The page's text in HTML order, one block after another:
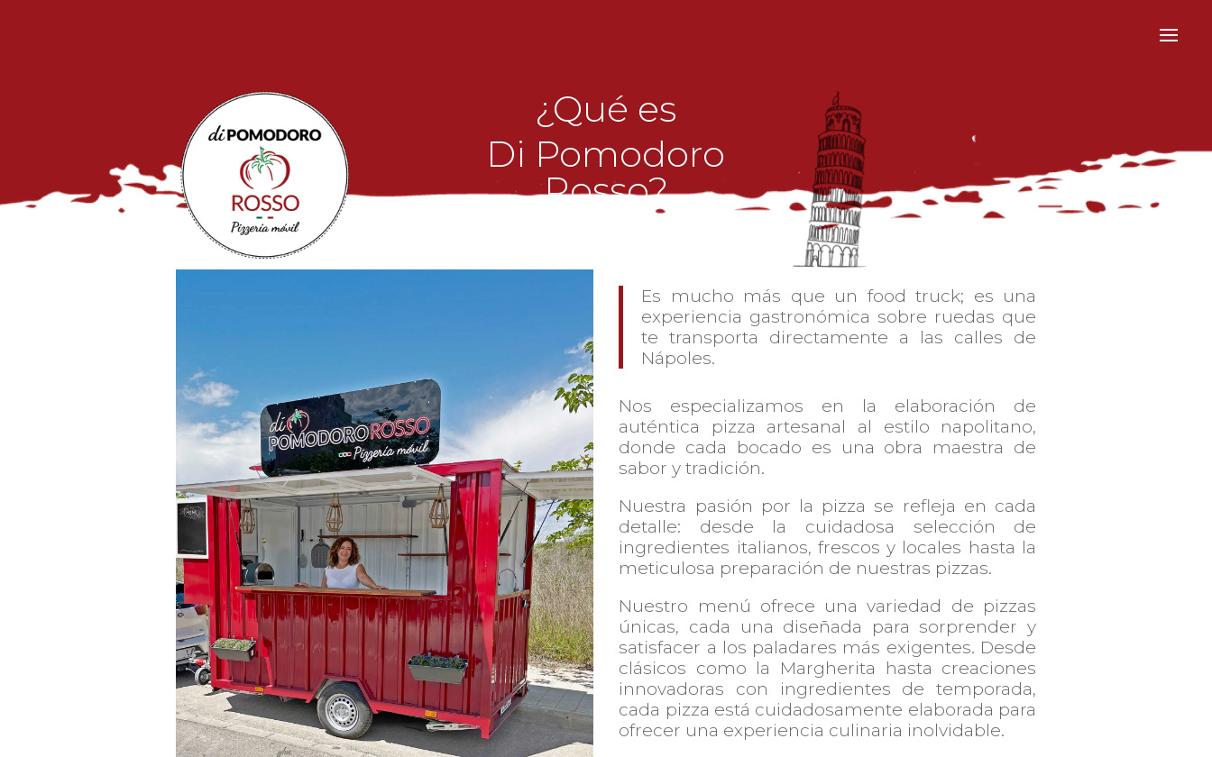
¿Qué es
Di Pomodoro
Rosso?
Es mucho más que un food truck; es una
experiencia gastronómica sobre ruedas que
te transporta directamente a las calles de
Nápoles.
Nos especializamos en la elaboración de
auténtica pizza artesanal al estilo napolitano,
donde cada bocado es una obra maestra de
sabor y tradición.
Nuestra pasión por la pizza se refleja en cada
detalle: desde la cuidadosa selección de
ingredientes italianos, frescos y locales hasta la
meticulosa preparación de nuestras pizzas.
Nuestro menú ofrece una variedad de pizzas
únicas, cada una diseñada para sorprender y
satisfacer a los paladares más exigentes. Desde
clásicos como la Margherita hasta creaciones
innovadoras con ingredientes de temporada,
cada pizza está cuidadosamente elaborada para
ofrecer una experiencia culinaria inolvidable.